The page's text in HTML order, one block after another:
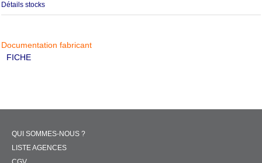
Détails stocks
Documentation fabricant
FICHE
QUI SOMMES-NOUS ?
LISTE AGENCES